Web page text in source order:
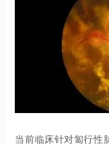
当前临床针对匐行性